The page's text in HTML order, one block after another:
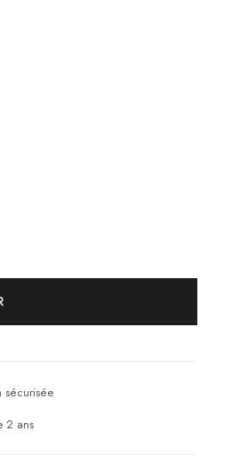
sécurisée
2 ans